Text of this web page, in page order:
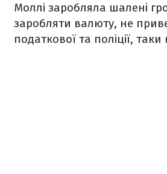
Моллі заробляла шалені
заробляти валюту, не
податкової та поліції,